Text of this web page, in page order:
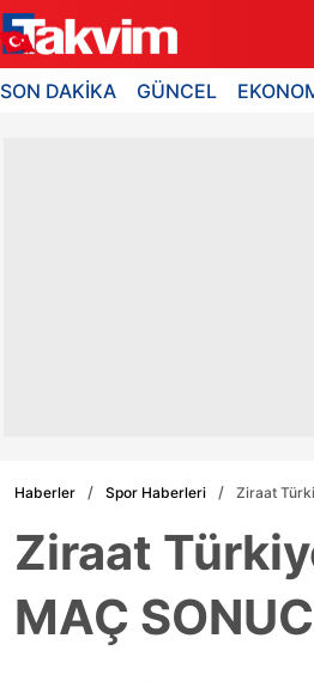
SON DAKİKA GÜNCEL
Haberler Spor Haberleri Ziraat
Ziraat
MAÇ